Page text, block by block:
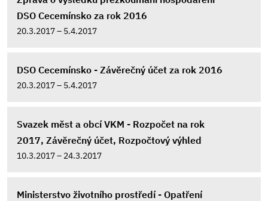
DSO Cecemínsko za rok 2016
20.3.2017 – 5.4.2017
DSO Cecemínsko - Závěrečný účet za rok 2016
20.3.2017 – 5.4.2017
Svazek měst a obcí VKM - Rozpočet na rok
2017, Závěrečný účet, Rozpočtový výhled
10.3.2017 – 24.3.2017
Ministerstvo životního prostředí - Opatření